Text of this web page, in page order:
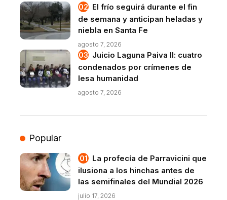
El frío seguirá durante el fin
de semana y anticipan heladas y
niebla en Santa Fe
agosto 7, 2026
Juicio Laguna Paiva II: cuatro
condenados por crímenes de
lesa humanidad
agosto 7, 2026
Popular
La profecía de Parravicini que
ilusiona a los hinchas antes de
las semifinales del Mundial 2026
julio 17, 2026